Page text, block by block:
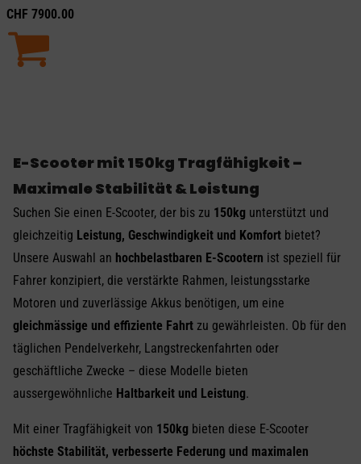
CHF 7900.00
E-Scooter mit 150kg Tragfähigkeit –
Maximale Stabilität & Leistung
Suchen Sie einen E-Scooter, der bis zu 150kg unterstützt und
gleichzeitig Leistung, Geschwindigkeit und Komfort bietet?
Unsere Auswahl an hochbelastbaren E-Scootern ist speziell für
Fahrer konzipiert, die verstärkte Rahmen, leistungsstarke
Motoren und zuverlässige Akkus benötigen, um eine
gleichmässige und effiziente Fahrt zu gewährleisten. Ob für den
täglichen Pendelverkehr, Langstreckenfahrten oder
geschäftliche Zwecke – diese Modelle bieten
aussergewöhnliche Haltbarkeit und Leistung.
Mit einer Tragfähigkeit von 150kg bieten diese E-Scooter
höchste Stabilität, verbesserte Federung und maximalen